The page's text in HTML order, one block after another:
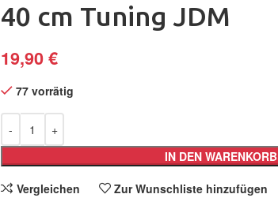
40 cm Tuning JDM
19,90€
77 vorrätig
IN DEN WARENKORB
Vergleichen Zur Wunschliste hinzufügen